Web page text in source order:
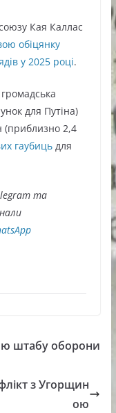
Кая Каллас
обіцянку
у 2025 році.
для Путіна)
(приблизно 2,4
гаубицьдля
та
штабу оборони
з Угорщин
ою